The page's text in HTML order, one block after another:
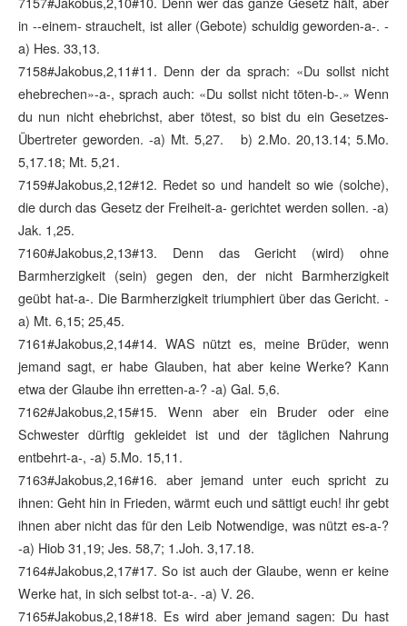
in --einem- strauchelt, ist aller (Gebote) schuldig geworden-a-. -
a) Hes. 33,13.
7158#Jakobus,2,11#11. Denn der da sprach: «Du sollst nicht
ehebrechen»-a-, sprach auch: «Du sollst nicht töten-b-.» Wenn
du nun nicht ehebrichst, aber tötest, so bist du ein Gesetzes-
Übertreter geworden. -a) Mt. 5,27. b) 2.Mo. 20,13.14; 5.Mo.
5,17.18; Mt. 5,21.
7159#Jakobus,2,12#12. Redet so und handelt so wie (solche),
die durch das Gesetz der Freiheit-a- gerichtet werden sollen. -a)
Jak. 1,25.
7160#Jakobus,2,13#13. Denn das Gericht (wird) ohne
Barmherzigkeit (sein) gegen den, der nicht Barmherzigkeit
geübt hat-a-. Die Barmherzigkeit triumphiert über das Gericht. -
a) Mt. 6,15; 25,45.
7161#Jakobus,2,14#14. WAS nützt es, meine Brüder, wenn
jemand sagt, er habe Glauben, hat aber keine Werke? Kann
etwa der Glaube ihn erretten-a-? -a) Gal. 5,6.
7162#Jakobus,2,15#15. Wenn aber ein Bruder oder eine
Schwester dürftig gekleidet ist und der täglichen Nahrung
entbehrt-a-, -a) 5.Mo. 15,11.
7163#Jakobus,2,16#16. aber jemand unter euch spricht zu
ihnen: Geht hin in Frieden, wärmt euch und sättigt euch! ihr gebt
ihnen aber nicht das für den Leib Notwendige, was nützt es-a-?
-a) Hiob 31,19; Jes. 58,7; 1.Joh. 3,17.18.
7164#Jakobus,2,17#17. So ist auch der Glaube, wenn er keine
Werke hat, in sich selbst tot-a-. -a) V. 26.
7165#Jakobus,2,18#18. Es wird aber jemand sagen: Du hast